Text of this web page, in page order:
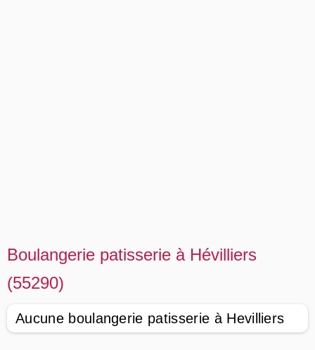
Boulangerie patisserie à Hévilliers
(55290)
Aucune boulangerie patisserie à Hevilliers